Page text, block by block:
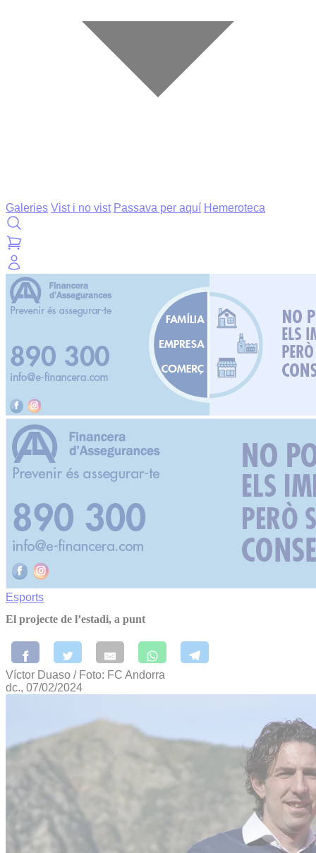
Galeries Vist i no vist Passava per aquí Hemeroteca
Esports
El projecte de l’estadi, a punt
Víctor Duaso / Foto: FC Andorra
dc., 07/02/2024